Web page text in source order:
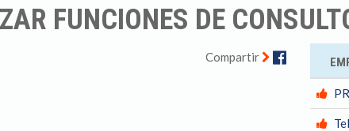
FUNCIONES DE
Compartir Facebook